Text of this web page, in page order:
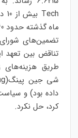
ماه گذشته حدود 60 درصد کاهش یافته است.
تضمین‌های
تناقض بین تعهد
طریق هزینه‌های
داده بود) و
کرد، حل نکرد.